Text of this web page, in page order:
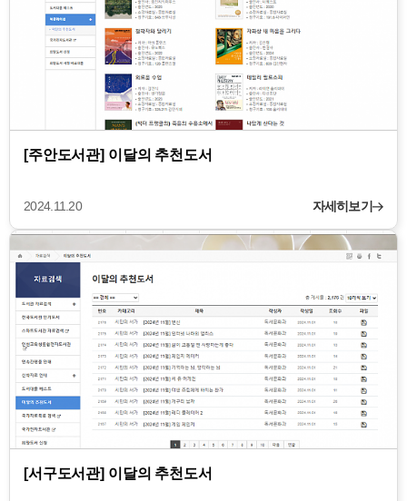
[주안도서관] 이달의 추천도서
2024.11.20 자세히보기
[서구도서관] 이달의 추천도서